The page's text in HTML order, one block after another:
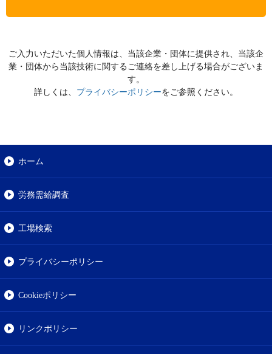
ご入力いただいた個人情報は、当該企業・団体に提供され、当該企
業・団体から当該技術に関するご連絡を差し上げる場合がございま
す。
詳しくは、 プライバシーポリシーをご参照ください。
ホーム
労務需給調査
工場検索
プライバシーポリシー
Cookieポリシー
リンクポリシー